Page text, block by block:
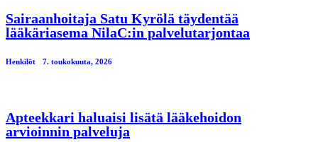
Sairaanhoitaja Satu Kyrölä täydentää
lääkäriasema NilaC:in palvelutarjontaa
Henkilöt 7. toukokuuta, 2026
Apteekkari haluaisi lisätä lääkehoidon
arvioinnin palveluja